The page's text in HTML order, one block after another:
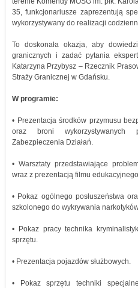
35, funkcjonariusze zaprezentują
wykorzystywany do realizacji
To doskonała okazja, aby
granicznych i zadać pytania
Katarzyna Przybysz – Rzecznik
Straży Granicznej w Gdańsku.
W programie:
• Prezentacja środków przymusu
oraz broni wykorzystywanych
Zabezpieczenia Działań.
• Warsztaty przedstawiające
wraz z prezentacją filmu edukacyjnego.
• Pokaz ogólnego posłuszeństwa
szkolonego do wykrywania
• Pokaz pracy technika
sprzętu.
• Prezentacja pojazdów służbowych.
• Pokaz sprzętu techniki